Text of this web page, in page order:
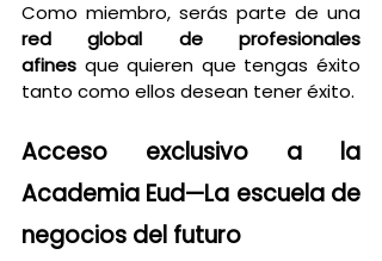
red global de profesionales
afines que quieren que tengas éxito
tanto como ellos desean tener éxito.
Acceso exclusivo a la
Academia Eud—La escuela de
negocios del futuro